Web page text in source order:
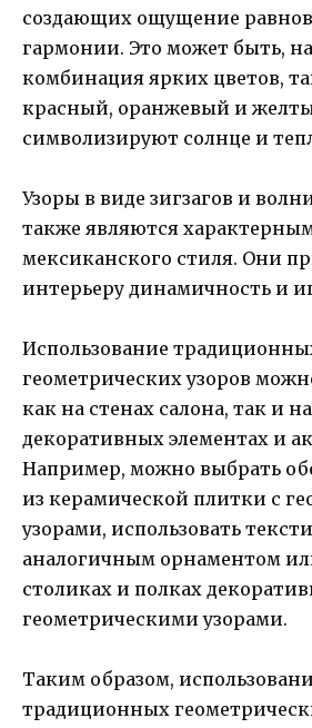
создающих ощущение
гармонии. Это может быть,
комбинация ярких цветов,
красный, оранжевый и
символизируют солнце и
Узоры в виде зигзагов и
также являются
мексиканского стиля. Они
интерьеру динамичность и
Использование
геометрических узоров
как на стенах салона, так и
декоративных элементах и
Например, можно выбрать
из керамической плитки с
узорами, использовать
аналогичным орнаментом
столиках и полках
геометрическими узорами.
Таким образом,
традиционных